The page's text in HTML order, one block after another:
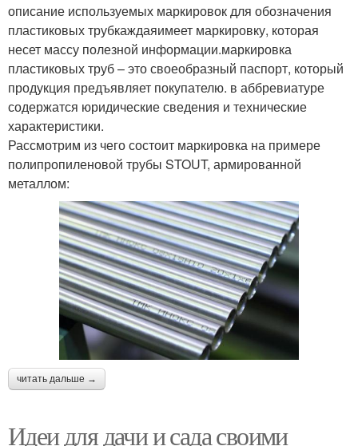
описание используемых маркировок для обозначения
пластиковых трубкаждаяимеет маркировку, которая
несет массу полезной информации.маркировка
пластиковых труб – это своеобразный паспорт, который
продукция предъявляет покупателю. в аббревиатуре
содержатся юридические сведения и технические
характеристики.
Рассмотрим из чего состоит маркировка на примере
полипропиленовой трубы STOUT, армированной
металлом:
читать дальше →
Идеи для дачи и сада своими